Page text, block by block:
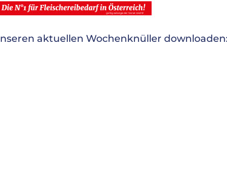
aktuellen Wochenknüller